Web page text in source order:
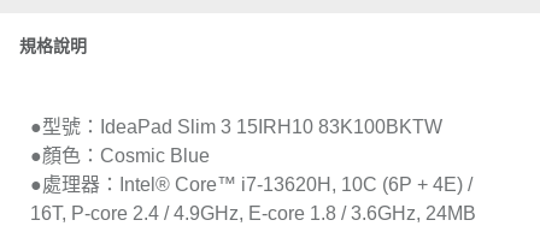
規格說明
●型號：IdeaPad Slim 3 15IRH10 83K100BKTW
●顏色：Cosmic Blue
●處理器：Intel® Core™ i7-13620H, 10C (6P + 4E) /
16T, P-core 2.4 / 4.9GHz, E-core 1.8 / 3.6GHz, 24MB